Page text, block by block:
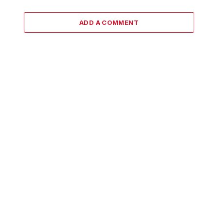
ADD A COMMENT